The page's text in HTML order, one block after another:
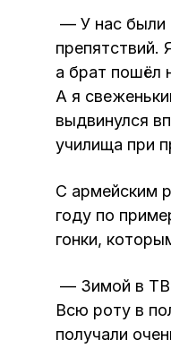
— У нас были
препятствий.
а брат пошёл
А я
выдвинулся
училища при
С армейским
году по
гонки,
— Зимой в
Всю роту в
получали